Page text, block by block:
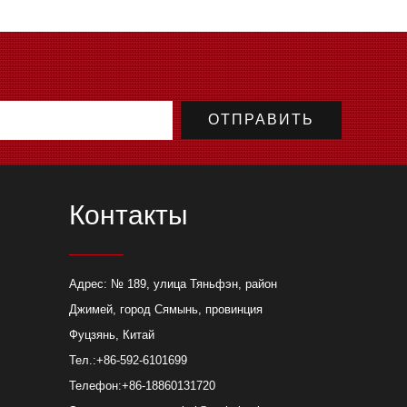
выбрать лазерную
по изготовлению
предпочитает
Контакты
Адрес: № 189, улица Тяньфэн, район
Джимей, город Сямынь, провинция
Фуцзянь, Китай
Тел.:+86-592-6101699
Телефон:+86-18860131720